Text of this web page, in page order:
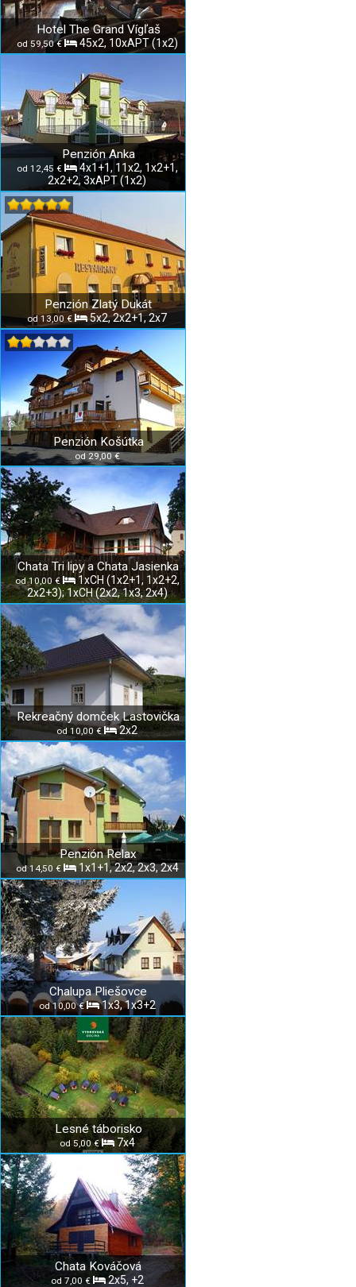
Hotel The Grand Vígľaš
od 59,50 € 45x2, 10xAPT (1x2)
Penzión Anka
od 12,45 €
4x1+1, 11x2, 1x2+1,
2x2+2, 3xAPT (1x2)
Penzión Zlatý Dukát
od 13,00 € 5x2, 2x2+1, 2x7
Penzión Košútka
od 29,00 €
Chata Tri lipy a Chata Jasienka
od 10,00 €
1xCH (1x2+1, 1x2+2,
2x2+3); 1xCH (2x2, 1x3, 2x4)
Rekreačný domček Lastovička
od 10,00 € 2x2
Penzión Relax
od 14,50 € 1x1+1, 2x2, 2x3, 2x4
Chalupa Pliešovce
od 10,00 € 1x3, 1x3+2
Lesné táborisko
od 5,00 € 7x4
Chata Kováčová
od 7,00 € 2x5, +2